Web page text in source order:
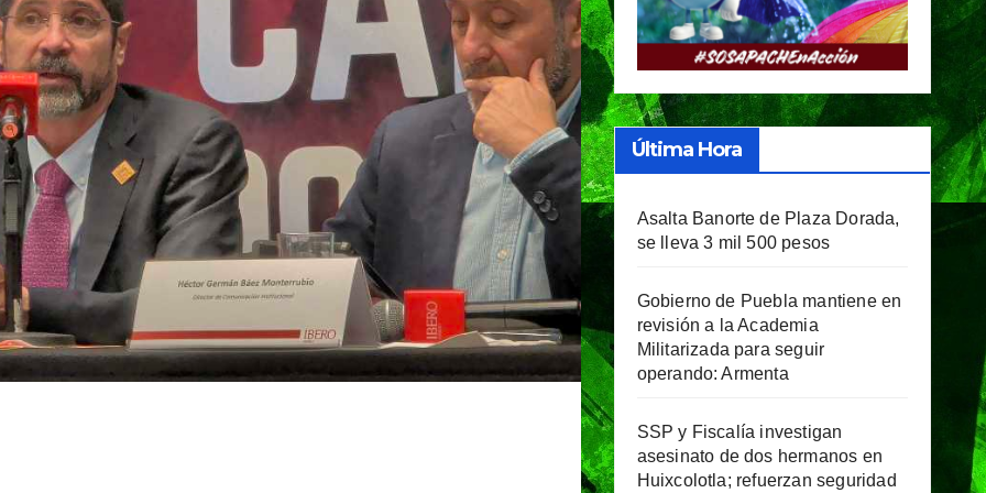
Última Hora
Asalta Banorte de Plaza Dorada,
se lleva 3 mil 500 pesos
Gobierno de Puebla mantiene en
revisión a la Academia
Militarizada para seguir
operando: Armenta
SSP y Fiscalía investigan
asesinato de dos hermanos en
Huixcolotla; refuerzan seguridad